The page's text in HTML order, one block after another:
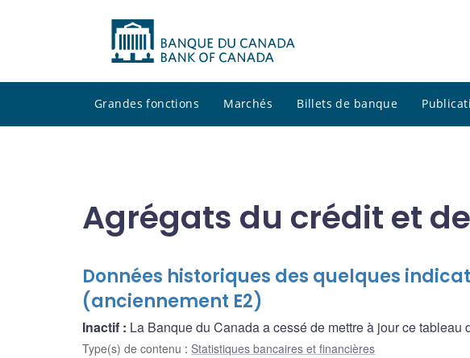
Grandes fonctions Marchés Billets de banque
Agrégats du crédit et
Données historiques des quelques
(anciennement E2)
Inactif : La Banque du Canada a cessé de mettre à jour ce tableau
Type(s) de contenu : Statistiques bancaires et financières